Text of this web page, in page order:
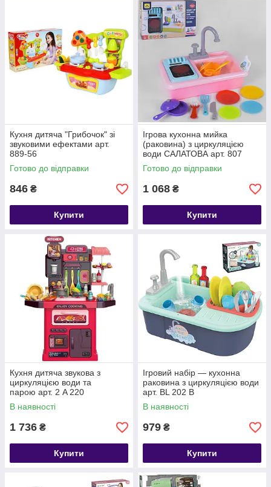
Кухня дитяча "Грибочок" зі
звуковими ефектами арт.
889-56
Готово до відправки
846 ₴
Купити
Ігрова кухонна мийка
(раковина) з циркуляцією
води САЛАТОВА арт. 807
Готово до відправки
1 068 ₴
Купити
Кухня дитяча звукова з
циркуляцією води та
парою арт. 2 A 220
В наявності
1 736 ₴
Купити
Ігровий набір — кухонна
раковина з циркуляцією води
арт. BL 202 B
В наявності
979 ₴
Купити